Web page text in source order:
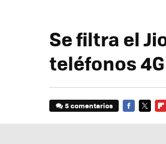
Se filtra el
teléfonos
5 comentarios